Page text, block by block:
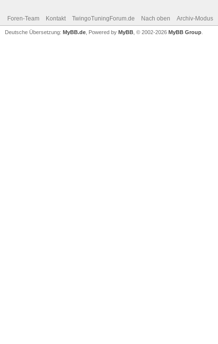
Foren-Team Kontakt TwingoTuningForum.de Nach oben Archiv-Modus
Deutsche Übersetzung: MyBB.de , Powered by MyBB , © 2002-2026 MyBB Group